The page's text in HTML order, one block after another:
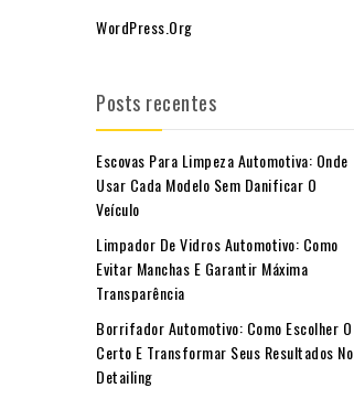
WordPress.org
Posts recentes
Escovas Para Limpeza Automotiva: Onde
Usar Cada Modelo Sem Danificar O
Veículo
Limpador De Vidros Automotivo: Como
Evitar Manchas E Garantir Máxima
Transparência
Borrifador Automotivo: Como Escolher O
Certo E Transformar Seus Resultados No
Detailing